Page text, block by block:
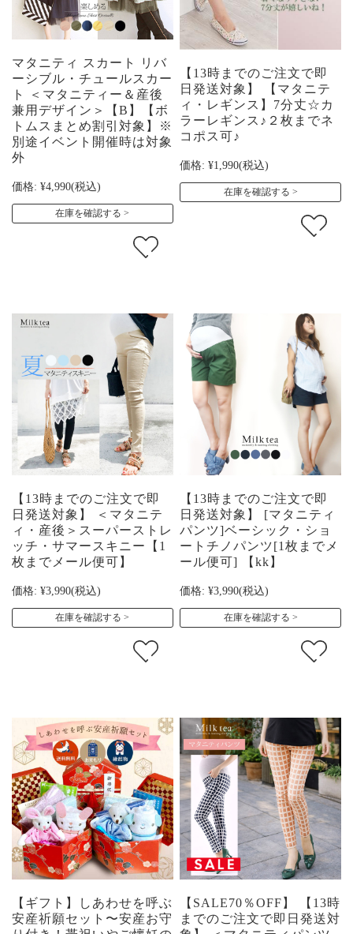
マタニティ スカート リバ
ーシブル・チュールスカー
ト ＜マタニティー＆産後
兼用デザイン＞【B】【ボ
トムスまとめ割引対象】※
別途イベント開催時は対象
外
価格: ¥4,990(税込)
在庫を確認する
【13時までのご注文で即
日発送対象】 【マタニテ
ィ・レギンス】7分丈☆カ
ラーレギンス♪２枚までネ
コポス可♪
価格: ¥1,990(税込)
在庫を確認する
【13時までのご注文で即
日発送対象】 ＜マタニテ
ィ・産後＞スーパーストレ
ッチ・サマースキニー【1
枚までメール便可】
価格: ¥3,990(税込)
在庫を確認する
【13時までのご注文で即
日発送対象】 [マタニティ
パンツ]ベーシック・ショ
ートチノパンツ[1枚までメ
ール便可] 【kk】
価格: ¥3,990(税込)
在庫を確認する
【ギフト】しあわせを呼ぶ
安産祈願セット〜安産お守
【SALE70％OFF】 【13時
までのご注文で即日発送対